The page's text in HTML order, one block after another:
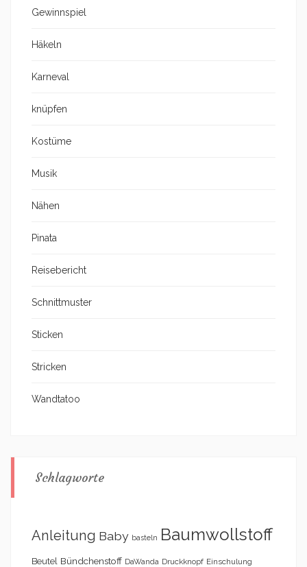
Gewinnspiel
Häkeln
Karneval
knüpfen
Kostüme
Musik
Nähen
Pinata
Reisebericht
Schnittmuster
Sticken
Stricken
Wandtatoo
Schlagworte
Anleitung Baby basteln Baumwollstoff
Beutel Bündchenstoff DaWanda Druckknopf Einschulung